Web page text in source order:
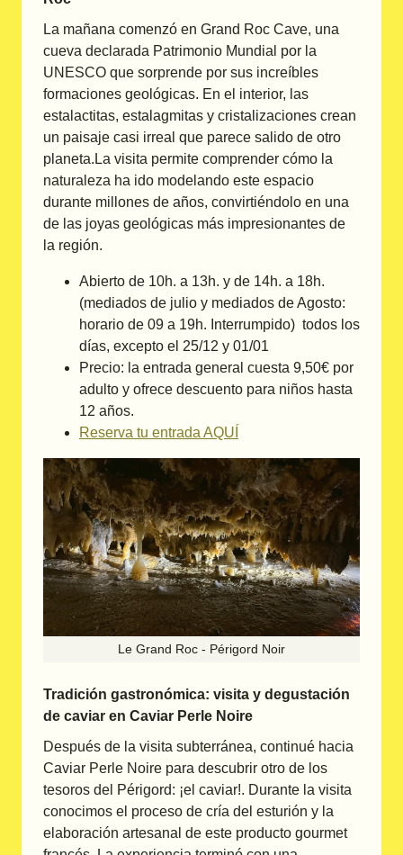
La mañana comenzó en Grand Roc Cave, una
cueva declarada Patrimonio Mundial por la
UNESCO que sorprende por sus increíbles
formaciones geológicas. En el interior, las
estalactitas, estalagmitas y cristalizaciones crean
un paisaje casi irreal que parece salido de otro
planeta.La visita permite comprender cómo la
naturaleza ha ido modelando este espacio
durante millones de años, convirtiéndolo en una
de las joyas geológicas más impresionantes de
la región.
Abierto de 10h. a 13h. y de 14h. a 18h.
(mediados de julio y mediados de Agosto:
horario de 09 a 19h. Interrumpido) todos los
días, excepto el 25/12 y 01/01
Precio: la entrada general cuesta 9,50€ por
adulto y ofrece descuento para niños hasta
12 años.
Reserva tu entrada AQUÍ
Le Grand Roc - Périgord Noir
Tradición gastronómica: visita y degustación
de caviar en Caviar Perle Noire
Después de la visita subterránea, continué hacia
Caviar Perle Noire para descubrir otro de los
tesoros del Périgord: ¡el caviar!. Durante la visita
conocimos el proceso de cría del esturión y la
elaboración artesanal de este producto gourmet